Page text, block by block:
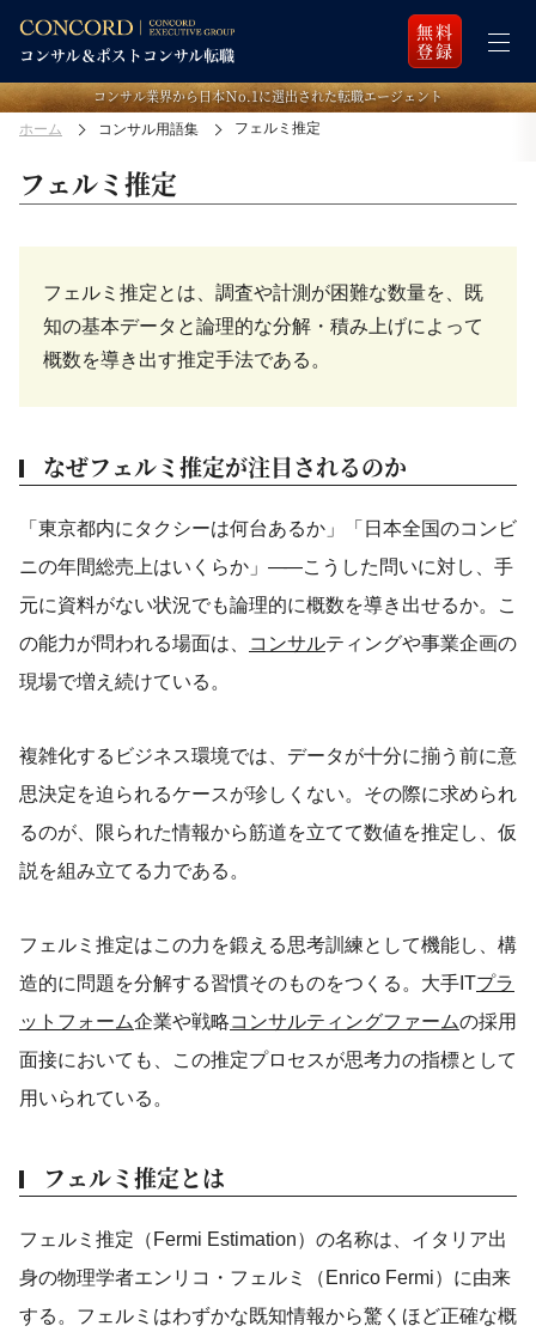
無料
登録
コンサル業界から日本Ｎo.1に選出された転職エージェント
ホーム コンサル用語集 フェルミ推定
フェルミ推定
フェルミ推定とは、調査や計測が困難な数量を、既
知の基本データと論理的な分解・積み上げによって
概数を導き出す推定手法である。
なぜフェルミ推定が注目されるのか
「東京都内にタクシーは何台あるか」「日本全国のコンビ
ニの年間総売上はいくらか」 ——こうした問いに対し、手
元に資料がない状況でも論理的に概数を導き出せるか。こ
の能力が問われる場面は、
コンサルティングや事業企画の
現場で増え続けている。
複雑化するビジネス環境では、データが十分に揃う前に意
思決定を迫られるケースが珍しくない。その際に求められ
るのが、限られた情報から筋道を立てて数値を推定し、仮
説を組み立てる力である。
フェルミ推定はこの力を鍛える思考訓練として機能し、構
造的に問題を分解する習慣そのものをつくる。大手ITプラ
ットフォーム企業や戦略コンサルティングファームの採用
面接においても、この推定プロセスが思考力の指標として
用いられている。
フェルミ推定とは
フェルミ推定（Fermi Estimation）の名称は、イタリア出
身の物理学者エンリコ・フェルミ（Enrico Fermi）に由来
する。フェルミはわずかな既知情報から驚くほど正確な概